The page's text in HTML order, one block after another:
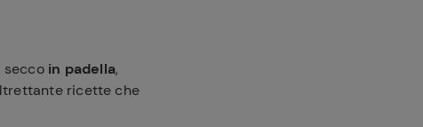
secco in padella,
ricette che